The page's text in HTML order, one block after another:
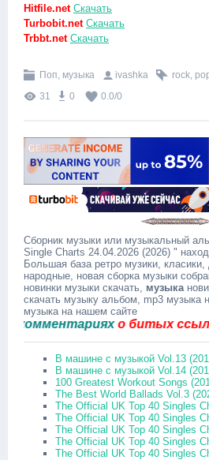
Hitfile.net Скачать
Turbobit.net Скачать
Trbbt.net Скачать
Поп, музыка ivashka rock,
31
0 0.0/0
Сборник музыки или музыкальный
Single Charts 24.04.2026 (2026) "
Большая база ретро музики, класики,
народные, новая сборка музыки
новинки музыки скачать, музыка
скачать музыку альбом, mp3 музыка
музыка на нашем сайте
о битых ссылках,
В машине с музыкой Vol.13
В машине с музыкой Vol.14
100 Greatest Workout Songs
The Best World Ballads Vol.3
The Official UK Top 40 Singles
The Official UK Top 40 Singles
The Official UK Top 40 Singles
The Official UK Top 40 Singles
The Official UK Top 40 Singles